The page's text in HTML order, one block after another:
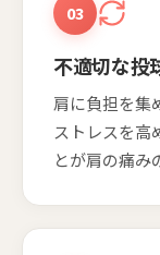
03
不適切な投
肩に負担を集
ストレスを高
とが肩の痛み